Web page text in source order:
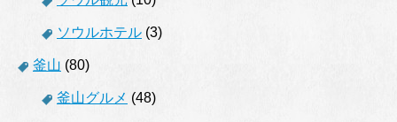
ソウルホテル (3)
釜山 (80)
釜山グルメ (48)